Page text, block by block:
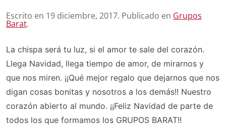
Escrito en 19 diciembre, 2017. Publicado en Grupos
Barat.
La chispa será tu luz, si el amor te sale del corazón.
Llega Navidad, llega tiempo de amor, de mirarnos y
que nos miren. ¡¡Qué mejor regalo que dejarnos que nos
digan cosas bonitas y nosotros a los demás!! Nuestro
corazón abierto al mundo. ¡¡Feliz Navidad de parte de
todos los que formamos los GRUPOS BARAT!!